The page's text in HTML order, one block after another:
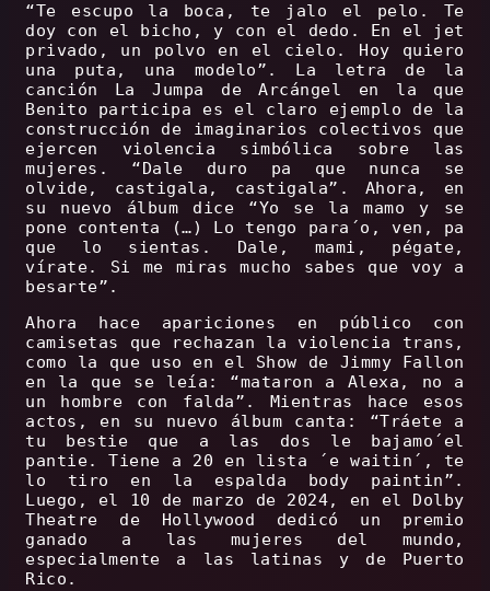
“Te escupo la boca, te jalo el pelo. Te
doy con el bicho, y con el dedo. En el jet
privado, un polvo en el cielo. Hoy quiero
una puta, una modelo”. La letra de la
canción La Jumpa de Arcángel en la que
Benito participa es el claro ejemplo de la
construcción de imaginarios colectivos que
ejercen violencia simbólica sobre las
mujeres. “Dale duro pa que nunca se
olvide, castigala, castigala”. Ahora, en
su nuevo álbum dice “Yo se la mamo y se
pone contenta (…) Lo tengo para´o, ven, pa
que lo sientas. Dale, mami, pégate,
vírate. Si me miras mucho sabes que voy a
besarte”.
Ahora hace apariciones en público con
camisetas que rechazan la violencia trans,
como la que uso en el Show de Jimmy Fallon
en la que se leía: “mataron a Alexa, no a
un hombre con falda”. Mientras hace esos
actos, en su nuevo álbum canta: “Tráete a
tu bestie que a las dos le bajamo´el
pantie. Tiene a 20 en lista ´e waitin´, te
lo tiro en la espalda body paintin”.
Luego, el 10 de marzo de 2024, en el Dolby
Theatre de Hollywood dedicó un premio
ganado a las mujeres del mundo,
especialmente a las latinas y de Puerto
Rico.